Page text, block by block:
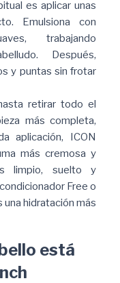
es aplicar unas
Emulsiona con
trabajando
Después,
y puntas sin frotar
retirar todo el
más completa,
aplicación, ICON
más cremosa y
limpio, suelto y
Free o
hidratación más
está